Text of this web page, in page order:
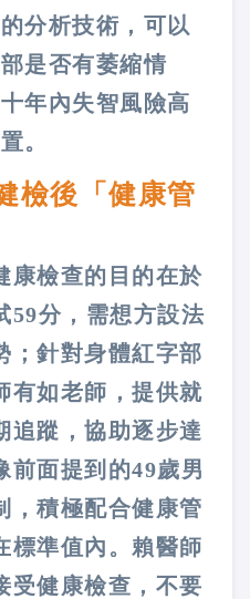
分析技術，可以
是否有萎縮情
年內失智風險高
。
檢後「健康管
康檢查的目的在於
59分，需想方設法
；針對身體紅字部
有如老師，提供就
追蹤，協助逐步達
前面提到的49歲男
，積極配合健康管
標準值內。賴醫師
受健康檢查，不要